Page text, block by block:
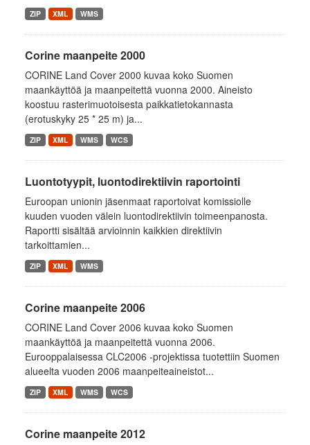
ZIP XML WMS
Corine maanpeite 2000
CORINE Land Cover 2000 kuvaa koko Suomen
maankäyttöä ja maanpeitettä vuonna 2000. Aineisto
koostuu rasterimuotoisesta paikkatietokannasta
(erotuskyky 25 * 25 m) ja...
ZIP XML WMS WCS
Luontotyypit, luontodirektiivin raportointi
Euroopan unionin jäsenmaat raportoivat komissiolle
kuuden vuoden välein luontodirektiivin toimeenpanosta.
Raportti sisältää arvioinnin kaikkien direktiivin
tarkoittamien...
ZIP XML WMS
Corine maanpeite 2006
CORINE Land Cover 2006 kuvaa koko Suomen
maankäyttöä ja maanpeitettä vuonna 2006.
Eurooppalaisessa CLC2006 -projektissa tuotettiin Suomen
alueelta vuoden 2006 maanpeiteaineistot...
ZIP XML WMS WCS
Corine maanpeite 2012